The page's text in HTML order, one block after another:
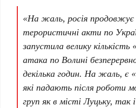
«На жаль, росія продовжує
терористичні акти по
запустила велику
атака по Волині
декілька годин. На жаль, є
які падають після роботи
груп як в місті Луцьку, так